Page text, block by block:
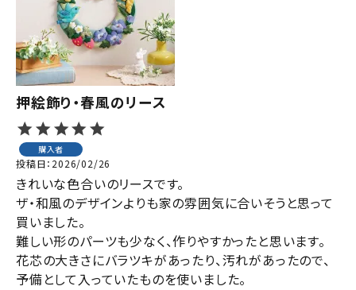
レビューを見る
コーポレートサイト
実店舗案内
デイサービス／
介護施設関係の方へ
最新のチラシはこちら
お問い合わせ
ACCOUNT MENU
ようこそ ゲスト 様
押絵飾り・春風のリース
購入者
投稿日 2026/02/26
きれいな色合いのリースです。
ザ・和風のデザインよりも家の雰囲気に合いそうと思って
買いました。
難しい形のパーツも少なく、作りやすかったと思います。
花芯の大きさにバラツキがあったり、汚れがあったので、
予備として入っていたものを使いました。